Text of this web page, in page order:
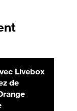
Livebox
de
mois